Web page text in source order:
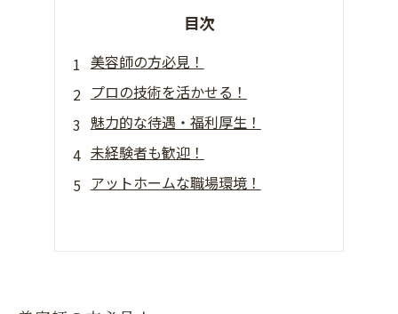
目次
美容師の方必見！
プロの技術を活かせる！
魅力的な待遇・福利厚生！
未経験者も歓迎！
アットホームな職場環境！